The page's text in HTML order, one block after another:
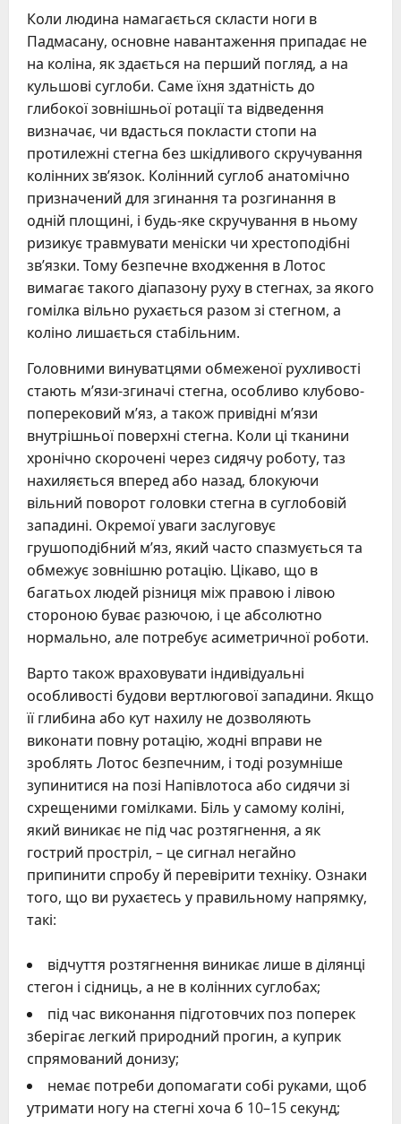
Коли людина намагається скласти ноги в
Падмасану, основне навантаження припадає не
на коліна, як здається на перший погляд, а на
кульшові суглоби. Саме їхня здатність до
глибокої зовнішньої ротації та відведення
визначає, чи вдасться покласти стопи на
протилежні стегна без шкідливого скручування
колінних зв’язок. Колінний суглоб анатомічно
призначений для згинання та розгинання в
одній площині, і будь-яке скручування в ньому
ризикує травмувати меніски чи хрестоподібні
зв’язки. Тому безпечне входження в Лотос
вимагає такого діапазону руху в стегнах, за якого
гомілка вільно рухається разом зі стегном, а
коліно лишається стабільним.
Головними винуватцями обмеженої рухливості
стають м’язи-згиначі стегна, особливо клубово-
поперековий м’яз, а також привідні м’язи
внутрішньої поверхні стегна. Коли ці тканини
хронічно скорочені через сидячу роботу, таз
нахиляється вперед або назад, блокуючи
вільний поворот головки стегна в суглобовій
западині. Окремої уваги заслуговує
грушоподібний м’яз, який часто спазмується та
обмежує зовнішню ротацію. Цікаво, що в
багатьох людей різниця між правою і лівою
стороною буває разючою, і це абсолютно
нормально, але потребує асиметричної роботи.
Варто також враховувати індивідуальні
особливості будови вертлюгової западини. Якщо
її глибина або кут нахилу не дозволяють
виконати повну ротацію, жодні вправи не
зроблять Лотос безпечним, і тоді розумніше
зупинитися на позі Напівлотоса або сидячи зі
схрещеними гомілками. Біль у самому коліні,
який виникає не під час розтягнення, а як
гострий простріл, – це сигнал негайно
припинити спробу й перевірити техніку. Ознаки
того, що ви рухаєтесь у правильному напрямку,
такі:
відчуття розтягнення виникає лише в ділянці
стегон і сідниць, а не в колінних суглобах;
під час виконання підготовчих поз поперек
зберігає легкий природний прогин, а куприк
спрямований донизу;
немає потреби допомагати собі руками, щоб
утримати ногу на стегні хоча б 10–15 секунд;